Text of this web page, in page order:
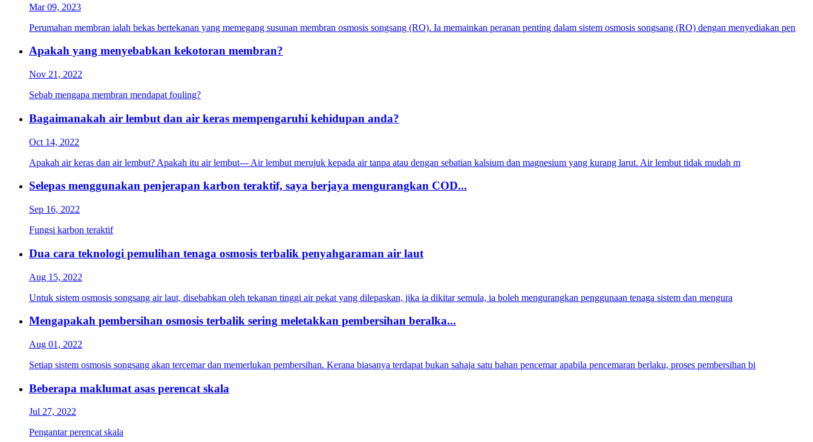
Mar 09, 2023
Perumahan membran ialah bekas bertekanan yang memegang susunan membran osmosis songsang (RO). Ia memainkan peranan penting dalam sistem osmosis songsang (RO) dengan menyediakan pen
Apakah yang menyebabkan kekotoran membran?
Nov 21, 2022
Sebab mengapa membran mendapat fouling?
Bagaimanakah air lembut dan air keras mempengaruhi kehidupan anda?
Oct 14, 2022
Apakah air keras dan air lembut? Apakah itu air lembut--- Air lembut merujuk kepada air tanpa atau dengan sebatian kalsium dan magnesium yang kurang larut. Air lembut tidak mudah m
Selepas menggunakan penjerapan karbon teraktif, saya berjaya mengurangkan COD...
Sep 16, 2022
Fungsi karbon teraktif
Dua cara teknologi pemulihan tenaga osmosis terbalik penyahgaraman air laut
Aug 15, 2022
Untuk sistem osmosis songsang air laut, disebabkan oleh tekanan tinggi air pekat yang dilepaskan, jika ia dikitar semula, ia boleh mengurangkan penggunaan tenaga sistem dan mengura
Mengapakah pembersihan osmosis terbalik sering meletakkan pembersihan beralka...
Aug 01, 2022
Setiap sistem osmosis songsang akan tercemar dan memerlukan pembersihan. Kerana biasanya terdapat bukan sahaja satu bahan pencemar apabila pencemaran berlaku, proses pembersihan bi
Beberapa maklumat asas perencat skala
Jul 27, 2022
Pengantar perencat skala